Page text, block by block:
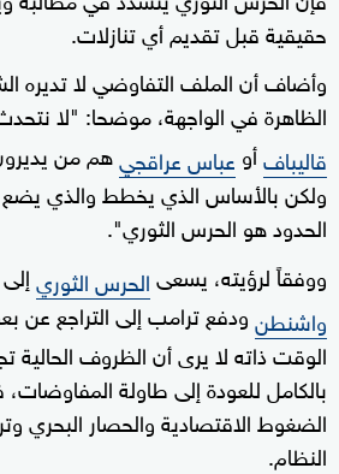
حقيقية قبل تقديم أي تنازلات.
وأضاف أن الملف التفاوضي لا تديره
الظاهرة في الواجهة، موضحا: "لا
قاليبافأو عباس عراقجيهم من
ولكن بالأساس الذي يخطط والذي
الحدود هو الحرس الثوري".
ووفقاً لرؤيته، يسعىالحرس الثوري
واشنطنودفع ترامب إلى التراجع
الوقت ذاته لا يرى أن الظروف الحالية
بالكامل للعودة إلى طاولة
الضغوط الاقتصادية والحصار البحري
النظام.